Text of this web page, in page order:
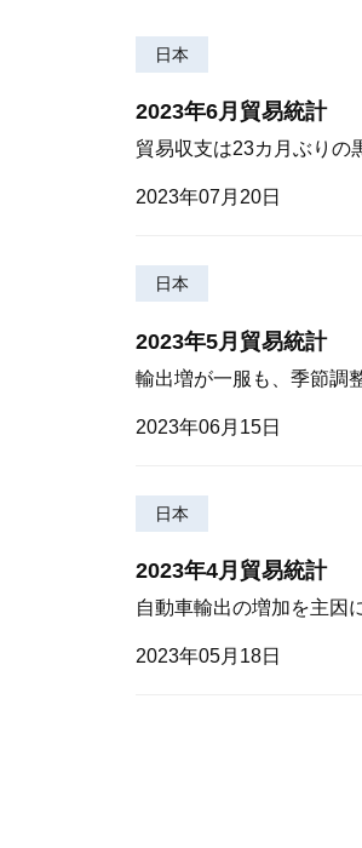
日本
2023年6月貿易統計
貿易収支は23カ月ぶりの
2023年07月20日
日本
2023年5月貿易統計
輸出増が一服も、季節調
2023年06月15日
日本
2023年4月貿易統計
自動車輸出の増加を主因
2023年05月18日